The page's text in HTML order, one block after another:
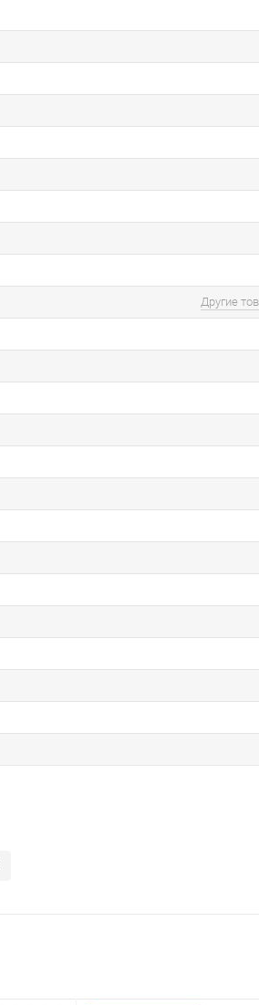
Другие